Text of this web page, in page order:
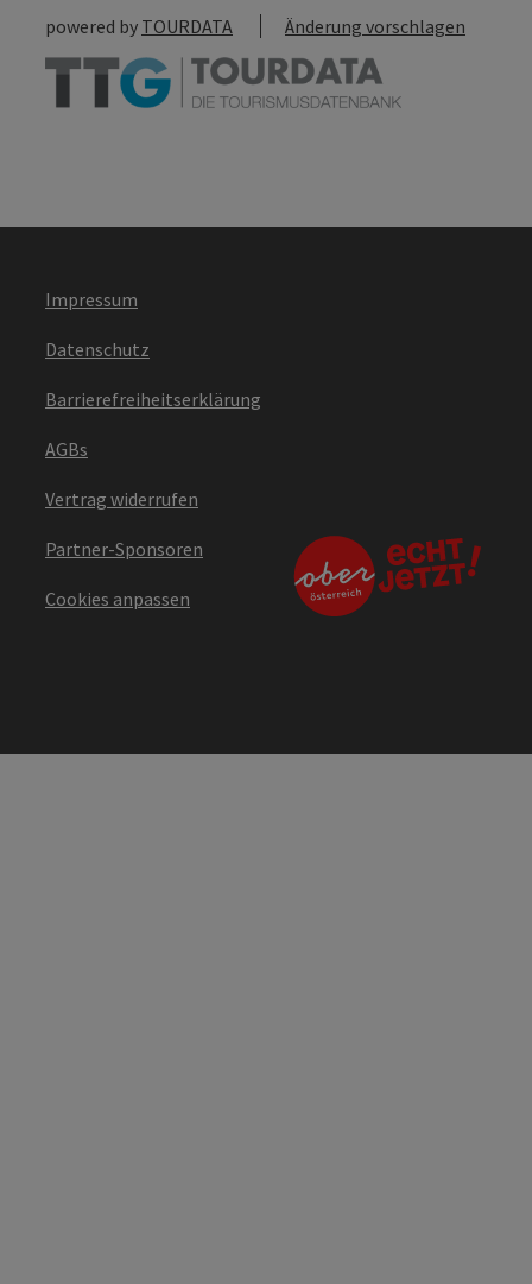
powered by TOURDATA Änderung vorschlagen
Impressum
Datenschutz
Barrierefreiheitserklärung
AGBs
Vertrag widerrufen
Partner-Sponsoren
Cookies anpassen